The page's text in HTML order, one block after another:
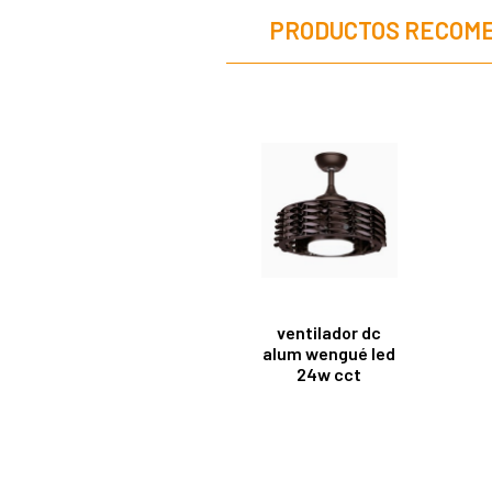
PRODUCTOS
ventilador dc
alum wengué led
24w cct